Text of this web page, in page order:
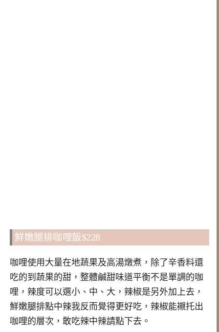
鮮嫩腿排咖哩飯$228
咖哩使用大量在地蔬果及高湯燉煮，除了辛香料還
吃的到蔬果的甜，整體鹹甜味道平衡不是單調的咖
哩，辣度可以選小、中、大，辣椒是另外加上去，
鮮嫩腿排點中辣我反而覺得更好吃，辣椒能襯托出
咖哩的層次，敢吃辣中辣請點下去。